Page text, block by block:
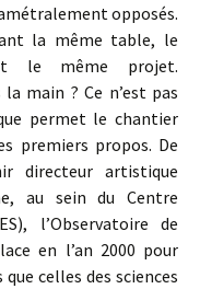
opposés.
la même table, le
le même projet.
main ? Ce n’est pas
permet le chantier
premiers propos. De
directeur artistique
au sein du Centre
l’Observatoire de
en l’an 2000 pour
celles des sciences